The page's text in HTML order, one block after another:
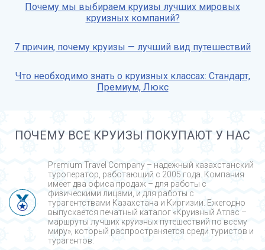
Почему мы выбираем круизы лучших мировых
круизных компаний?
7 причин, почему круизы — лучший вид путешествий
Что необходимо знать о круизных классах: Стандарт,
Премиум, Люкс
ПОЧЕМУ ВСЕ КРУИЗЫ ПОКУПАЮТ У НАС
Premium Travel Company – надежный казахстанский
туроператор, работающий с 2005 года. Компания
имеет два офиса продаж – для работы с
физическими лицами, и для работы с
турагентствами Казахстана и Киргизии. Ежегодно
выпускается печатный каталог «Круизный Атлас –
маршруты лучших круизных путешествий по всему
миру», который распространяется среди туристов и
турагентов.